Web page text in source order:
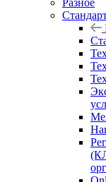
Разное